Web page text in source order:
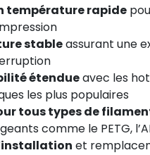
température rapide
stableassurant une
étendueavec les
les plus populaires
tous types de
comme le PETG,
et